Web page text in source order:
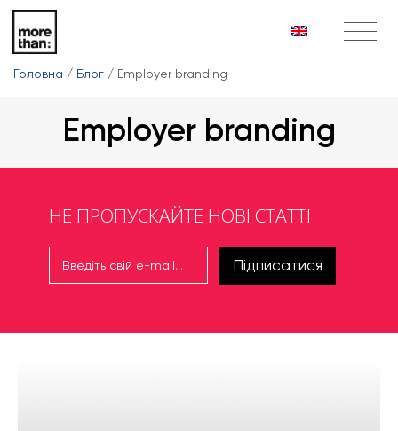
Головна / Блог / Employer branding
Employer branding
НЕ ПРОПУСКАЙТЕ НОВІ СТАТТІ
Підписатися